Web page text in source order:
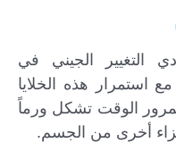
التغيير الجيني في
استمرار هذه الخلايا
الوقت تشكل ورماً
أخرى من الجسم.